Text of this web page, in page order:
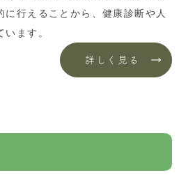
に行えることから、健康診断や人
ます。
詳しく見る